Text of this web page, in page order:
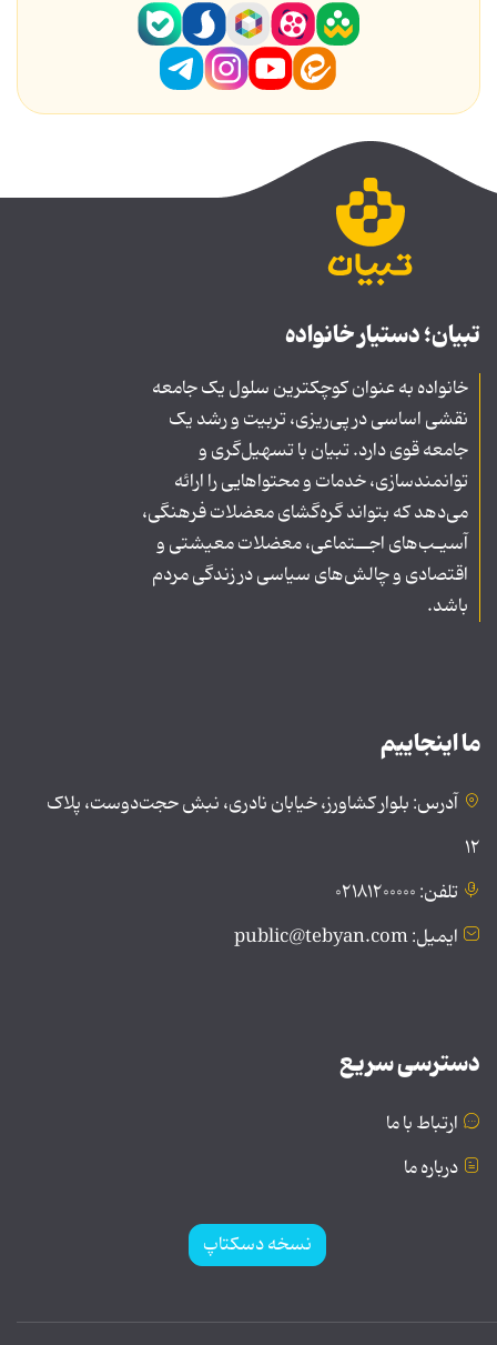
تبیان؛ دستیار خانواده
خانواده به عنوان کوچکترین سلول یک جامعه
نقشی اساسی در پی‌ریزی، تربیت و رشد یک
جامعه قوی دارد. تبیان با تسهیل‌گری و
توانمندسازی، خدمات و محتواهایی را ارائه
می‌دهد که بتواند گره‌گشای معضلات فرهنگی،
آسیـب‌های اجــتماعی، معضلات معیشتی و
اقتصادی و چالش‌های سیاسی در زندگی مردم
باشد.
ما اینجاییم
آدرس: بلوار کشاورز، خیابان نادری، نبش حجت‌دوست، پلاک
۱۲
تلفن: ۰۲۱۸۱۲۰۰۰۰۰
ایمیل: public@tebyan.com
دسترسی سریع
ارتباط با ما
درباره ما
نسخه دسکتاپ